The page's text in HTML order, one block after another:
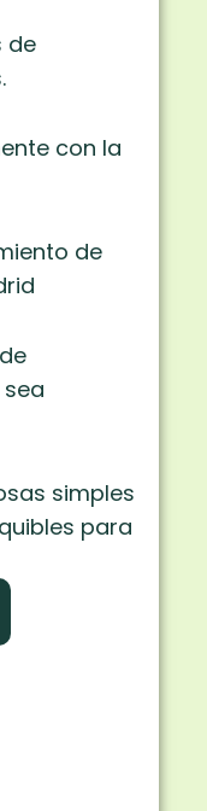
de
con la
de
simples
para